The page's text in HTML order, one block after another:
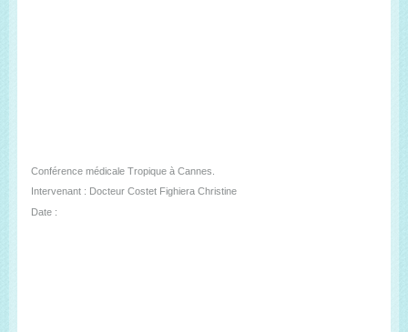
Conférence médicale Tropique à Cannes.
Intervenant : Docteur Costet Fighiera Christine
Date :